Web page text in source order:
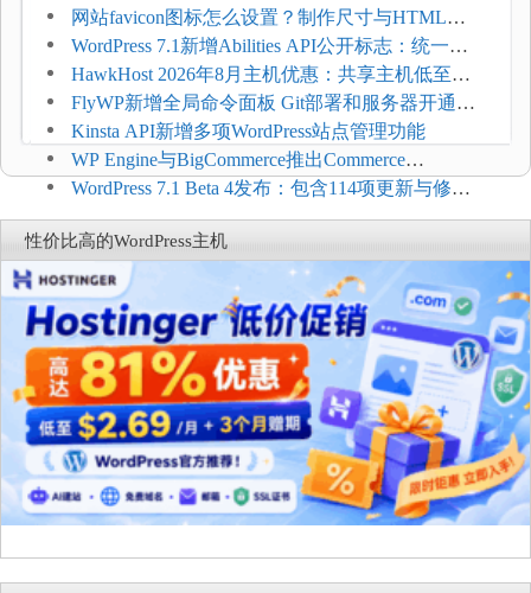
压和订单延迟
网站favicon图标怎么设置？制作尺寸与HTML添
加方法
WordPress 7.1新增Abilities API公开标志：统一支
持REST API、MCP与AI代理
HawkHost 2026年8月主机优惠：共享主机低至
$2.61/月，高性能主机同步折扣
FlyWP新增全局命令面板 Git部署和服务器开通更
方便
Kinsta API新增多项WordPress站点管理功能
WP Engine与BigCommerce推出Commerce
Connect：WordPress商店可保留前台体验并扩展电
商能力
WordPress 7.1 Beta 4发布：包含114项更新与修
复，仅建议在测试环境体验
性价比高的WordPress主机